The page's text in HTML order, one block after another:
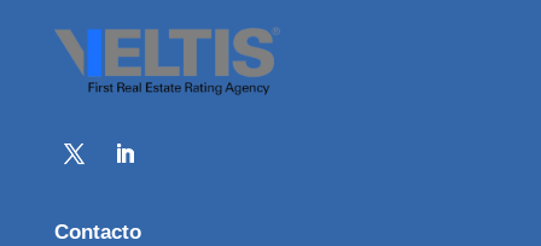
Contacto